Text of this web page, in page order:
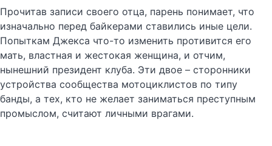
Прочитав записи своего отца, парень понимает, что
изначально перед байкерами ставились иные цели.
Попыткам Джекса что-то изменить противится его
мать, властная и жестокая женщина, и отчим,
нынешний президент клуба. Эти двое – сторонники
устройства сообщества мотоциклистов по типу
банды, а тех, кто не желает заниматься преступным
промыслом, считают личными врагами.